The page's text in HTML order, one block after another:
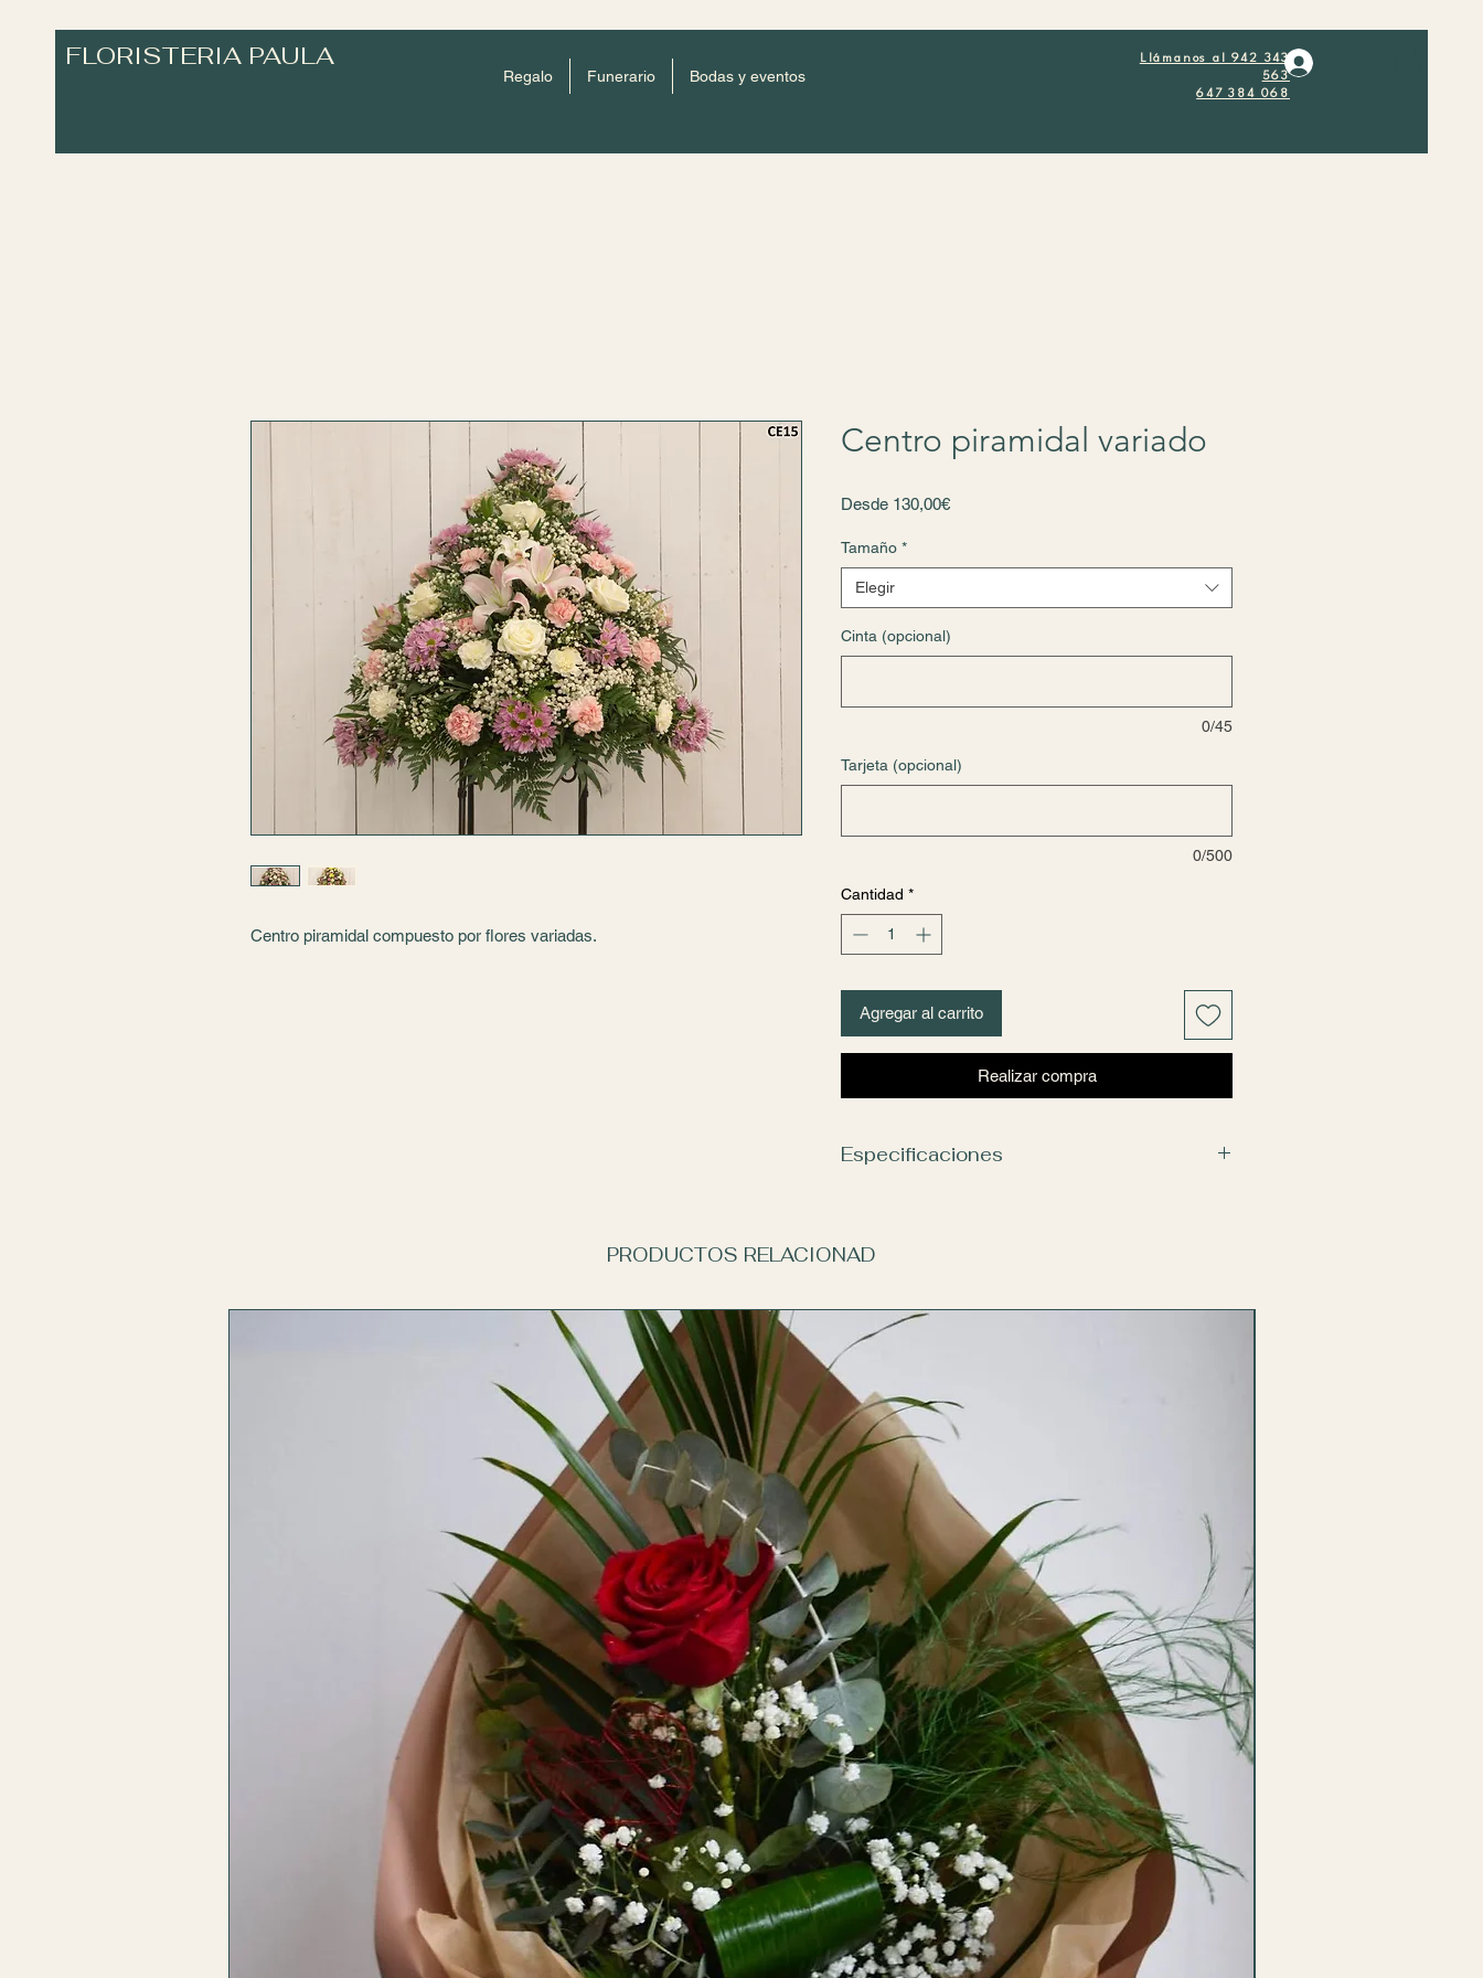
FLORISTERIA PAULA
Llámanos al 942 343
563
647 384 068
Regalo Funerario Bodas y eventos
Centro piramidal compuesto por flores variadas.
Centro piramidal variado
Desde 130,00€Precio
Tamaño *
Elegir
Cinta (opcional)
0/45
Tarjeta (opcional)
0/500
Cantidad *
Agregar al carrito
Realizar compra
Especificaciones
se realizará una composición lo más similar posible,
PRODUCTOS RELACIONAD